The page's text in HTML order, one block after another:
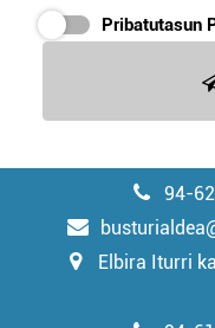
Pribatutasun
94-
Elbira Iturri